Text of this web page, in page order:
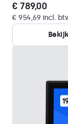
€ 789,00
€ 954,69 incl.